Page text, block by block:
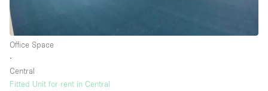
Office Space
∙
Central
Fitted Unit for rent in Central